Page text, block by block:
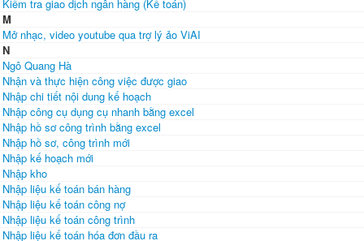
Kiểm tra giao dịch ngân hàng (Kế toán)
M
Mở nhạc, video youtube qua trợ lý ảo ViAI
N
Ngô Quang Hà
Nhận và thực hiện công việc được giao
Nhập chi tiết nội dung kế hoạch
Nhập công cụ dụng cụ nhanh bằng excel
Nhập hồ sơ công trình bằng excel
Nhập hồ sơ, công trình mới
Nhập kế hoạch mới
Nhập kho
Nhập liệu kế toán bán hàng
Nhập liệu kế toán công nợ
Nhập liệu kế toán công trình
Nhập liệu kế toán hóa đơn đầu ra